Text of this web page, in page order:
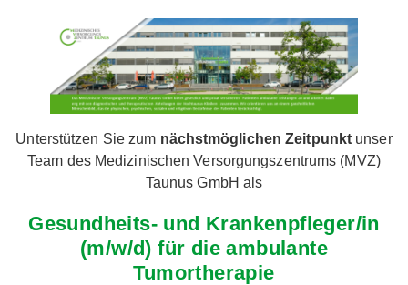
Unterstützen Sie zum nächstmöglichen Zeitpunkt unser
Team des Medizinischen Versorgungszentrums (MVZ)
Taunus GmbH als
Gesundheits- und Krankenpfleger/in
(m/w/d) für die ambulante
Tumortherapie